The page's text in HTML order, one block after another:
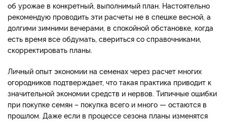
об урожае в конкретный, выполнимый план. Настоятельно
рекомендую проводить эти расчеты не в спешке весной, а
долгими зимними вечерами, в спокойной обстановке, когда
есть время все обдумать, свериться со справочниками,
скорректировать планы.
Личный опыт экономии на семенах через расчет многих
огородников подтверждает, что такая практика приводит к
значительной экономии средств и нервов. Типичные ошибки
при покупке семян – покупка всего и много — остаются в
прошлом. Даже если в процессе сезона планы изменятся